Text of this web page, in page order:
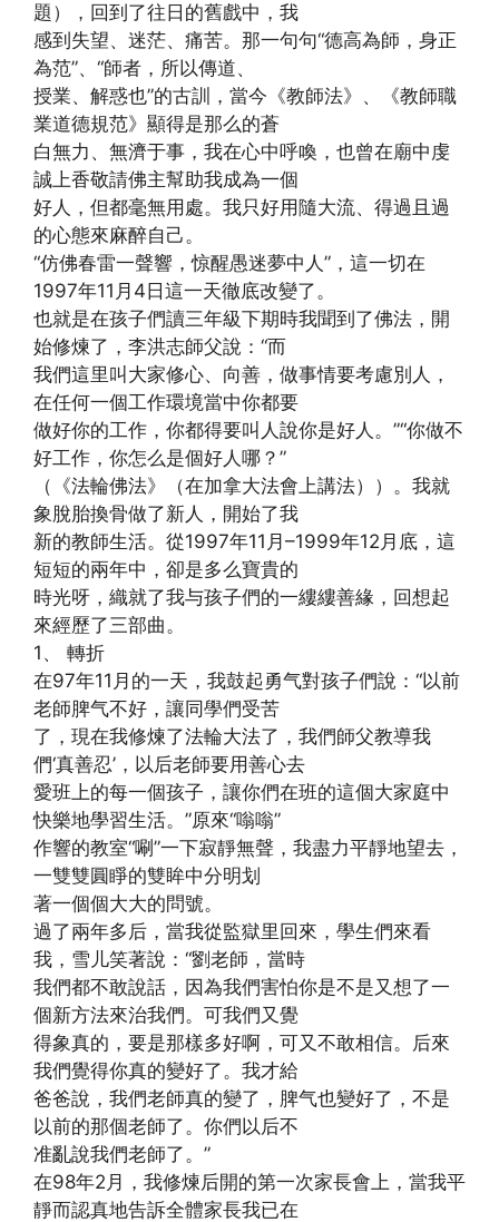
題），回到了往日的舊戲中，我
感到失望、迷茫、痛苦。那一句句“德高為師，身正
為范”、“師者，所以傳道、
授業、解惑也”的古訓，當今《教師法》、《教師職
業道德規范》顯得是那么的蒼
白無力、無濟于事，我在心中呼喚，也曾在廟中虔
誠上香敬請佛主幫助我成為一個
好人，但都毫無用處。我只好用隨大流、得過且過
的心態來麻醉自己。
“仿佛春雷一聲響，惊醒愚迷夢中人”，這一切在
1997年11月4日這一天徹底改變了。
也就是在孩子們讀三年級下期時我聞到了佛法，開
始修煉了，李洪志師父說：“而
我們這里叫大家修心、向善，做事情要考慮別人，
在任何一個工作環境當中你都要
做好你的工作，你都得要叫人說你是好人。”“你做不
好工作，你怎么是個好人哪？”
（《法輪佛法》（在加拿大法會上講法））。我就
象脫胎換骨做了新人，開始了我
新的教師生活。從1997年11月–1999年12月底，這
短短的兩年中，卻是多么寶貴的
時光呀，織就了我与孩子們的一縷縷善緣，回想起
來經歷了三部曲。
1、 轉折
在97年11月的一天，我鼓起勇气對孩子們說：“以前
老師脾气不好，讓同學們受苦
了，現在我修煉了法輪大法了，我們師父教導我
們‘真善忍’，以后老師要用善心去
愛班上的每一個孩子，讓你們在班的這個大家庭中
快樂地學習生活。”原來“嗡嗡”
作響的教室“唰”一下寂靜無聲，我盡力平靜地望去，
一雙雙圓睜的雙眸中分明划
著一個個大大的問號。
過了兩年多后，當我從監獄里回來，學生們來看
我，雪儿笑著說：“劉老師，當時
我們都不敢說話，因為我們害怕你是不是又想了一
個新方法來治我們。可我們又覺
得象真的，要是那樣多好啊，可又不敢相信。后來
我們覺得你真的變好了。我才給
爸爸說，我們老師真的變了，脾气也變好了，不是
以前的那個老師了。你們以后不
准亂說我們老師了。”
在98年2月，我修煉后開的第一次家長會上，當我平
靜而認真地告訴全體家長我已在